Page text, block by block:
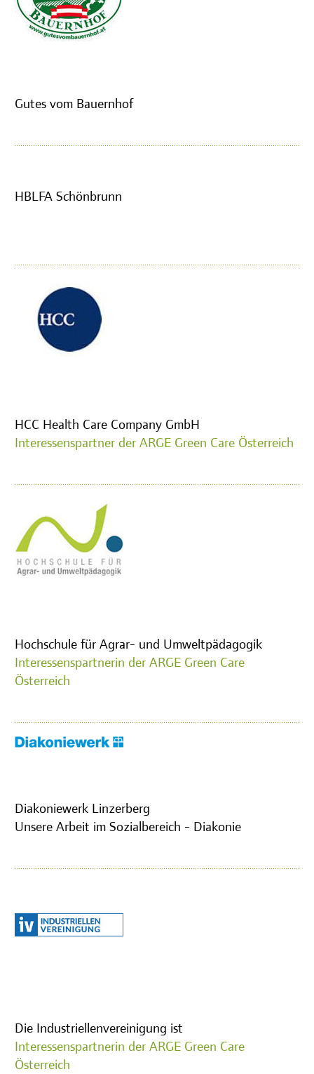
Gutes vom Bauernhof
HBLFA Schönbrunn
HCC Health Care Company GmbH
Interessenspartner der ARGE Green Care Österreich
Hochschule für Agrar- und Umweltpädagogik
Interessenspartnerin der ARGE Green Care
Österreich
Diakoniewerk Linzerberg
Unsere Arbeit im Sozialbereich - Diakonie
Die Industriellenvereinigung ist
Interessenspartnerin der ARGE Green Care
Österreich